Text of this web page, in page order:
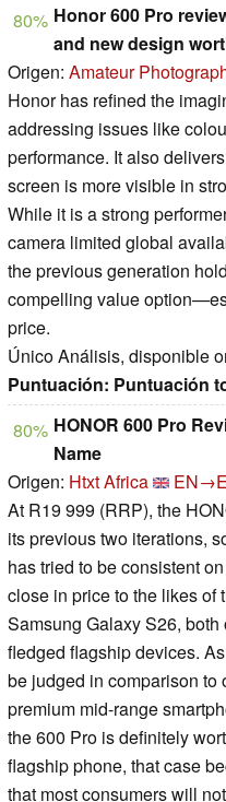
80% Honor 600 Pro
and new design
Origen: Amateur
Honor has refined the
addressing issues like
performance. It also
screen is more visible in
While it is a strong
camera limited global
the previous generation
compelling value
price.
Único Análisis, disponible
Puntuación: Puntuación
80% HONOR 600 Pro
Name
Origen: Htxt Africa
At R19 999 (RRP), the
its previous two iterations,
has tried to be consistent
close in price to the likes of
Samsung Galaxy S26,
fledged flagship devices.
be judged in comparison to
premium mid-range
the 600 Pro is definitely
flagship phone, that case
that most consumers will